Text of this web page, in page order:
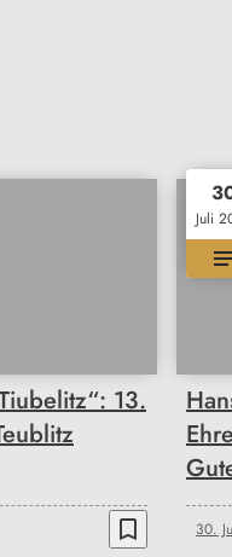
13.
bookmark_border
Juli
30.